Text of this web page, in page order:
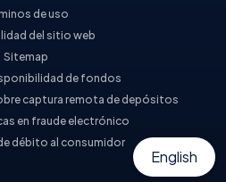
English
de uso
del sitio web
Sitemap
de fondos
captura remota de depósitos
en fraude electrónico
débito al consumidor